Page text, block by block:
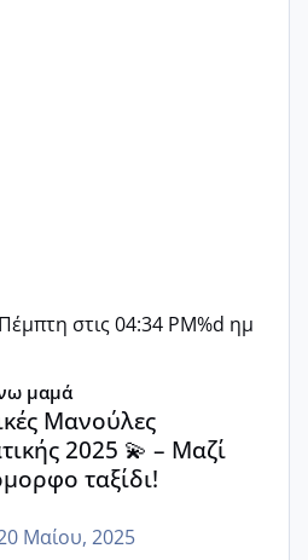
στις 04:34 PM%d ημ
Εξωσωματικής 2025 💫 – Μαζί
μαμά
Μανούλες
2025 💫 – Μαζί
ταξίδι!
Μαίου, 2025